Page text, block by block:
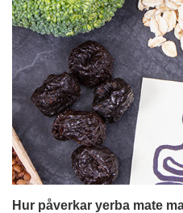
Hur påverkar yerba mate